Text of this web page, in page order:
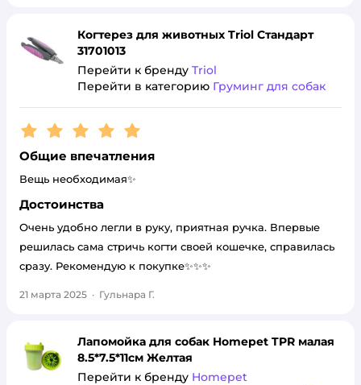
Когтерез для животных Triol Стандарт
31701013
Перейти к бренду Triol
Перейти в категорию Груминг для собак
Рейтинг:5
Общие впечатления
Вещь необходимая✨
Достоинства
Очень удобно легли в руку, приятная ручка. Впервые
решилась сама стричь когти своей кошечке, справилась
сразу. Рекомендую к покупке✨✨✨
21 марта 2025 · Гульнара Г.
Лапомойка для собак Homepet TPR малая
8.5*7.5*11см Желтая
Перейти к бренду Homepet